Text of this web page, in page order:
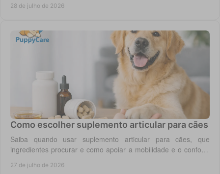
28 de julho de 2026
Como escolher suplemento articular para cães
Saiba quando usar suplemento articular para cães, que
ingredientes procurar e como apoiar a mobilidade e o conforto
27 de julho de 2026